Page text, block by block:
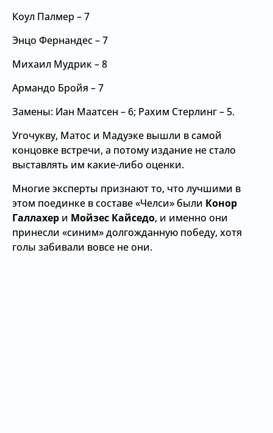
Коул Палмер – 7
Энцо Фернандес – 7
Михаил Мудрик – 8
Армандо Бройя – 7
Замены: Иан Маатсен – 6; Рахим Стерлинг – 5.
Угочукву, Матос и Мадуэке вышли в самой
концовке встречи, а потому издание не стало
выставлять им какие-либо оценки.
Многие эксперты признают то, что лучшими в
этом поединке в составе «Челси» были Конор
Галлахер и Мойзес Кайседо, и именно они
принесли «синим» долгожданную победу, хотя
голы забивали вовсе не они.